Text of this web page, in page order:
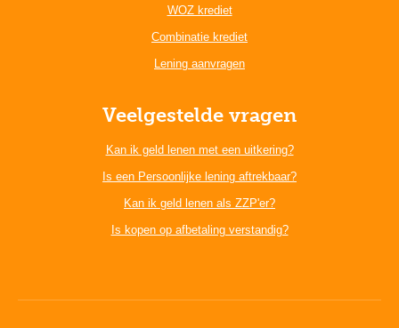
WOZ krediet
Combinatie krediet
Lening aanvragen
Veelgestelde vragen
Kan ik geld lenen met een uitkering?
Is een Persoonlijke lening aftrekbaar?
Kan ik geld lenen als ZZP'er?
Is kopen op afbetaling verstandig?